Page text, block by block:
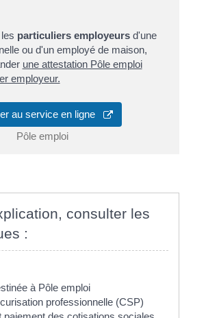
particuliers employeursd'une
ou d'un employé de maison,
une attestation Pôle emploi
employeur.
au service en ligne
Pôle emploi
consulter les
:
à Pôle emploi
professionnelle (CSP)